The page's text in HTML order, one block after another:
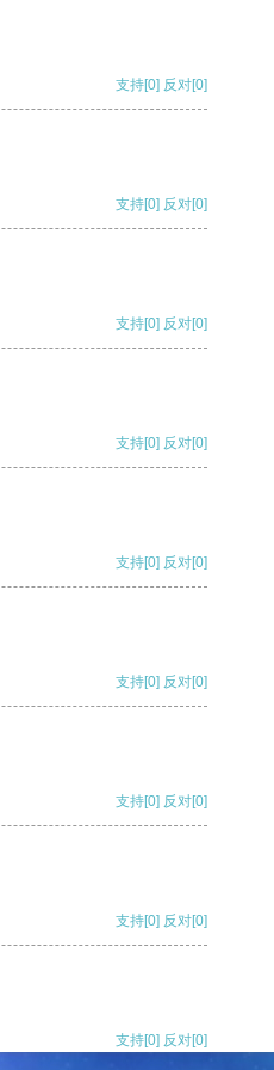
支持[0] 反对[0]
支持[0] 反对[0]
支持[0] 反对[0]
支持[0] 反对[0]
支持[0] 反对[0]
支持[0] 反对[0]
支持[0] 反对[0]
支持[0] 反对[0]
支持[0] 反对[0]